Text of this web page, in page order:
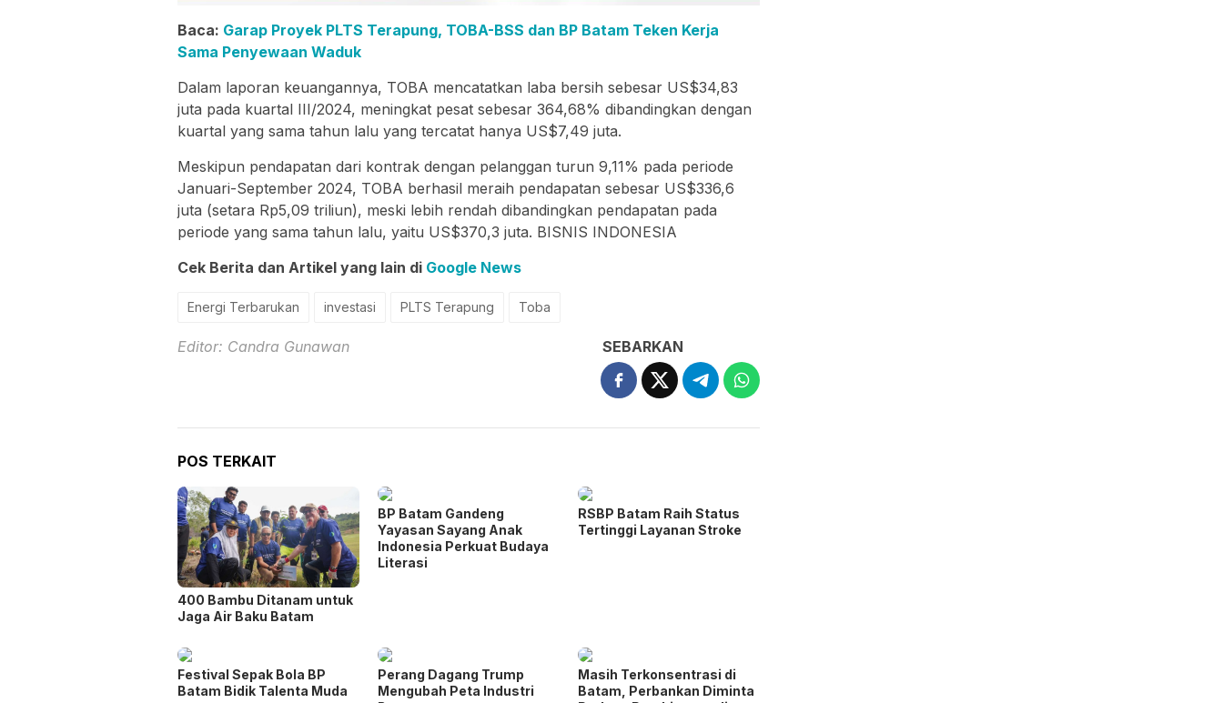
Baca: Garap Proyek PLTS Terapung, TOBA-BSS dan BP Batam Teken Kerja
Sama Penyewaan Waduk
Dalam laporan keuangannya, TOBA mencatatkan laba bersih sebesar US$34,83
juta pada kuartal III/2024, meningkat pesat sebesar 364,68% dibandingkan dengan
kuartal yang sama tahun lalu yang tercatat hanya US$7,49 juta.
Meskipun pendapatan dari kontrak dengan pelanggan turun 9,11% pada periode
Januari-September 2024, TOBA berhasil meraih pendapatan sebesar US$336,6
juta (setara Rp5,09 triliun), meski lebih rendah dibandingkan pendapatan pada
periode yang sama tahun lalu, yaitu US$370,3 juta. BISNIS INDONESIA
Cek Berita dan Artikel yang lain di Google News
Energi Terbarukan investasi PLTS Terapung Toba
Editor: Candra Gunawan SEBARKAN
POS TERKAIT
400 Bambu Ditanam untuk
Jaga Air Baku Batam
BP Batam Gandeng
Yayasan Sayang Anak
Indonesia Perkuat Budaya
Literasi
RSBP Batam Raih Status
Tertinggi Layanan Stroke
Festival Sepak Bola BP
Batam Bidik Talenta Muda
Perang Dagang Trump
Mengubah Peta Industri
Masih Terkonsentrasi di
Batam, Perbankan Diminta